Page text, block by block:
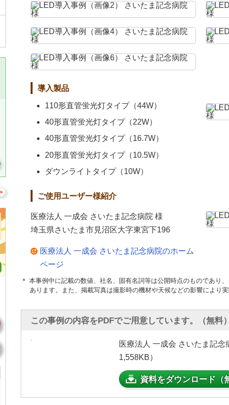
導入製品
110形直管蛍光灯タイプ（44W）
40形直管蛍光灯タイプ（22W）
40形直管蛍光灯タイプ（16.7W）
20形直管蛍光灯タイプ（10.5W）
ダウンライトタイプ（10W）
ご使用ユーザー様紹介
医療法人 一成会 さいたま記念病院 様
埼玉県さいたま市見沼区大字東宮下196
医療法人 一成会 さいたま記念病院のホーム
ページ
＊ 本事例中に記載の数値、社名、固有名詞等は公開時点のものであり
あります。また、掲載写真は撮影時の機材や天候などの影響により
この事例の内容をPDFでご用意しています。（無料）
医療法人 一成会 さいたま記
1,558KB）
資料をダウンロード（